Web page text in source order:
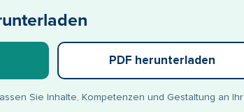
PDF herunterladen
Sie Inhalte, Kompetenzen und Gestaltung an Ihr